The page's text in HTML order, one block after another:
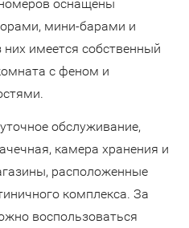
оснащены
мини-барами и
имеется собственный
с феном и
обслуживание,
камера хранения и
расположенные
комплекса. За
воспользоваться